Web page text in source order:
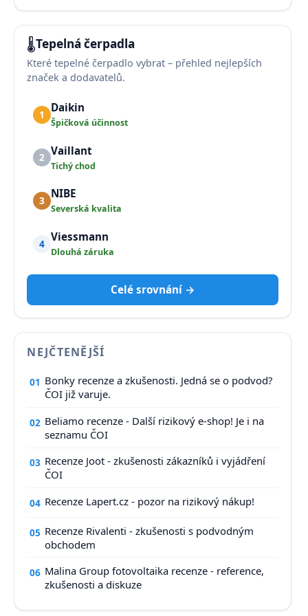
🌡️Tepelná čerpadla
Které tepelné čerpadlo vybrat – přehled nejlepších
značek a dodavatelů.
1 Daikin
Špičková účinnost
2 Vaillant
Tichý chod
3 NIBE
Severská kvalita
4 Viessmann
Dlouhá záruka
Celé srovnání →
NEJČTENĚJŠÍ
01 Bonky recenze a zkušenosti. Jedná se o podvod?
ČOI již varuje.
02 Beliamo recenze - Další rizikový e-shop! Je i na
seznamu ČOI
03 Recenze Joot - zkušenosti zákazníků i vyjádření
ČOI
04 Recenze Lapert.cz - pozor na rizikový nákup!
05 Recenze Rivalenti - zkušenosti s podvodným
obchodem
06 Malina Group fotovoltaika recenze - reference,
zkušenosti a diskuze